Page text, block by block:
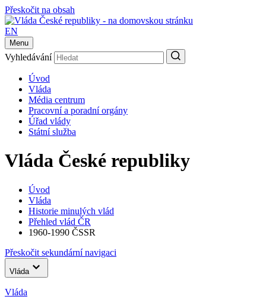
Přeskočit na obsah
EN
Menu
Vyhledávání
Úvod
Vláda
Média centrum
Pracovní a poradní orgány
Úřad vlády
Státní služba
Vláda České republiky
Úvod
Vláda
Historie minulých vlád
Přehled vlád ČR
1960-1990 ČSSR
Přeskočit sekundární navigaci
Vláda
Vláda